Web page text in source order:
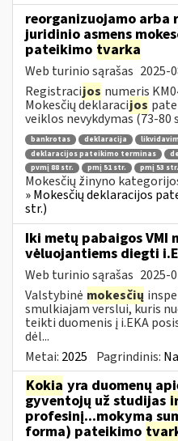
reorganizuojamo
juridinio asmens
pateikimo tvarka
Web turinio sąrašas 2025-
Registracijos numeris
Mokesčių deklaracijos
veiklos nevykdymas (73-80
bankrotas deklaracija
deklaracijos pateikimo terminas
pvmį 88 str.
pmį 51 str. pmį 53 str.
Mokesčių žinyno
» Mokesčių deklaracijos
str.)
Iki metų pabaigos VMI
vėluojantiems diegti
Web turinio sąrašas 2025-
Valstybinė mokesčių
smulkiajam verslui, kuris
teikti duomenis į i.EKA
dėl...
Metai: 2025 Pagrindinis:
Kokia yra duomenų
gyventojų už studijas
profesinį...mokymą
forma) pateikimo